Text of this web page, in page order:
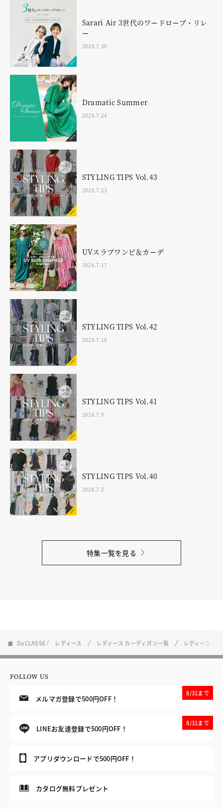
Sarari Air 3世代のワードローブ・リレ
ー
2026.7.30
Dramatic Summer
2026.7.24
STYLING TIPS Vol.43
2026.7.23
UVスラブワンピ＆カーデ
2026.7.17
STYLING TIPS Vol.42
2026.7.16
STYLING TIPS Vol.41
2026.7.9
STYLING TIPS Vol.40
2026.7.2
特集一覧を見る
DoCLASSE レディース レディース カーディガン一覧 レディース カ
FOLLOW US
メルマガ登録で500円OFF！
8/31まで
LINEお友達登録で500円OFF！
8/31まで
アプリダウンロードで500円OFF！
カタログ無料プレゼント